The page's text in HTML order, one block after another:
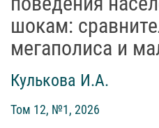
шокам:
мегаполиса и
Кулькова И.А.
Том 12, №1, 2026